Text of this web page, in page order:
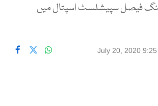
فیصل سپیشلسٹ اسپتال میں
July 20, 2020 9:25